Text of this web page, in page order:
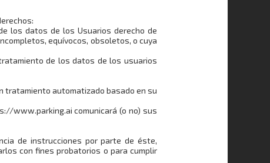
los datos de los Usuarios derecho de
equívocos, obsoletos, o cuya
de los datos de los usuarios
tratamiento automatizado basado en su
www.parking.ai comunicará (o no) sus
de instrucciones por parte de éste,
con fines probatorios o para cumplir